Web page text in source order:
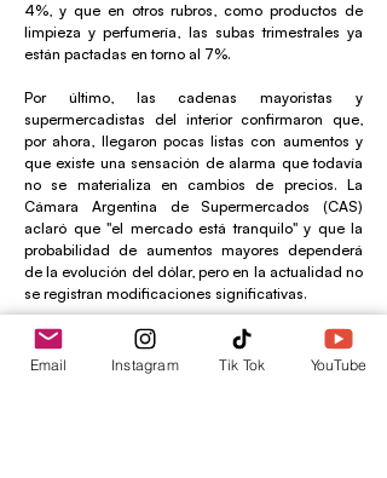
4%, y que en otros rubros, como productos de
limpieza y perfumería, las subas trimestrales ya
están pactadas en torno al 7%.
Por último, las cadenas mayoristas y
supermercadistas del interior confirmaron que,
por ahora, llegaron pocas listas con aumentos y
que existe una sensación de alarma que todavía
no se materializa en cambios de precios. La
Cámara Argentina de Supermercados (CAS)
aclaró que "el mercado está tranquilo" y que la
probabilidad de aumentos mayores dependerá
de la evolución del dólar, pero en la actualidad no
se registran modificaciones significativas.
lunes, 4 de agosto de 2025
Email Instagram Tik Tok YouTube